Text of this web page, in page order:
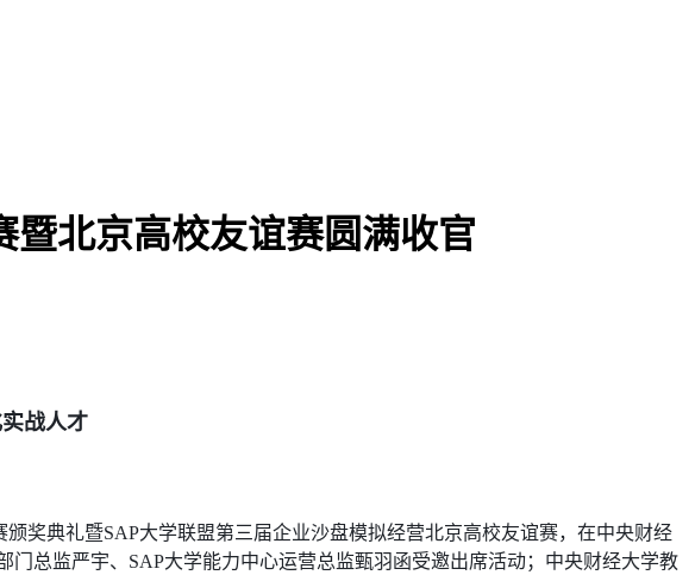
暨北京高校友谊赛圆满收官
战人才
奖典礼暨SAP大学联盟第三届企业沙盘模拟经营北京高校友谊赛，在中央财经
总监严宇、SAP大学能力中心运营总监甄羽函受邀出席活动；中央财经大学教